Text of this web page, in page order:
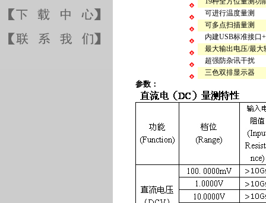
可进行温度量测
可多点扫描量测
内建USB标准接口
最大输出电压/最大
超强防杂讯干扰
三色双排显示器
参数：